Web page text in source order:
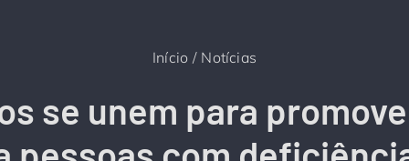
Início Notícias
se unem para